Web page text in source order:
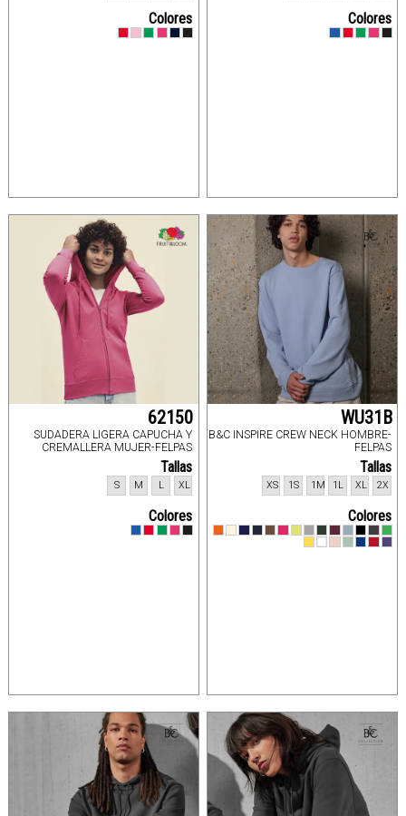
Colores Colores
62150
SUDADERA LIGERA CAPUCHA Y
CREMALLERA MUJER-FELPAS
Tallas
XL
L
M
S
Colores
WU31B
B&C INSPIRE CREW NECK HOMBRE-
FELPAS
Tallas
2X
XL
1L
1M
1S
XS
Colores